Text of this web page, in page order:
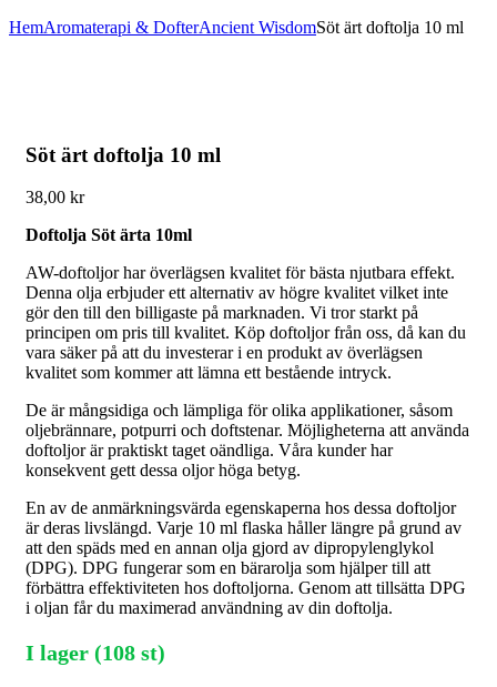
HemAromaterapi & DofterAncient WisdomSöt ärt doftolja 10 ml
Söt ärt doftolja 10 ml
38,00 kr
Doftolja Söt ärta 10ml
AW-doftoljor har överlägsen kvalitet för bästa njutbara effekt.
Denna olja erbjuder ett alternativ av högre kvalitet vilket inte
gör den till den billigaste på marknaden. Vi tror starkt på
principen om pris till kvalitet. Köp doftoljor från oss, då kan du
vara säker på att du investerar i en produkt av överlägsen
kvalitet som kommer att lämna ett bestående intryck.
De är mångsidiga och lämpliga för olika applikationer, såsom
oljebrännare, potpurri och doftstenar. Möjligheterna att använda
doftoljor är praktiskt taget oändliga. Våra kunder har
konsekvent gett dessa oljor höga betyg.
En av de anmärkningsvärda egenskaperna hos dessa doftoljor
är deras livslängd. Varje 10 ml flaska håller längre på grund av
att den späds med en annan olja gjord av dipropylenglykol
(DPG). DPG fungerar som en bärarolja som hjälper till att
förbättra effektiviteten hos doftoljorna. Genom att tillsätta DPG
i oljan får du maximerad användning av din doftolja.
I lager (108 st)